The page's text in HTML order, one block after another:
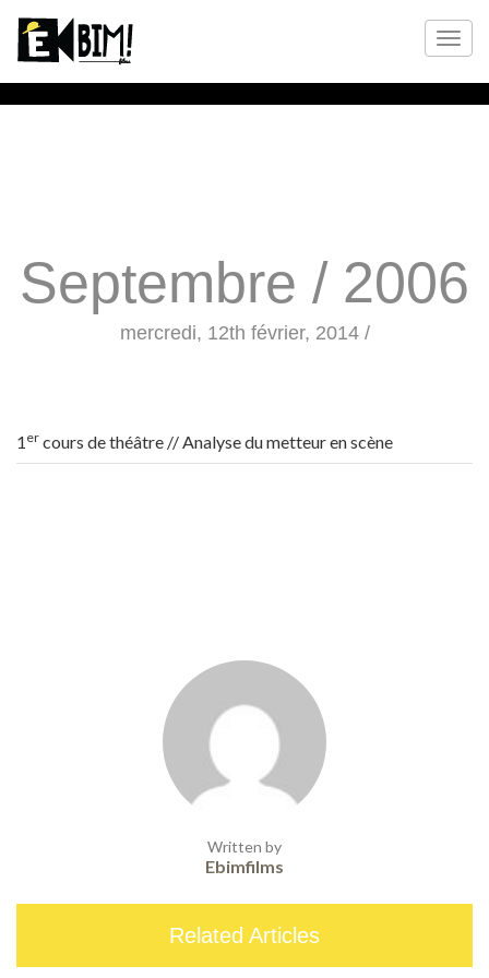
Septembre / 2006
mercredi, 12th février, 2014 /
1 er cours de théâtre // Analyse du metteur en scène
Written by
Ebimfilms
Related Articles